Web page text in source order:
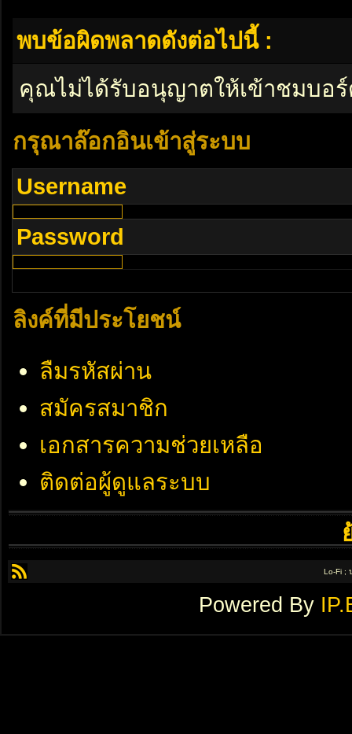
พบข้อผิดพลาดดังต่อไปนี้ :
คุณไม่ได้รับอนุญาตให้เข้าชมบอ
กรุณาล๊อกอินเข้าสู่ระบบ
Username
Password
ลิงค์ที่มีประโยชน์
ลืมรหัสผ่าน
สมัครสมาชิก
เอกสารความช่วยเหลือ
ติดต่อผู้ดูแลระบบ
Lo-Fi ;
Powered By